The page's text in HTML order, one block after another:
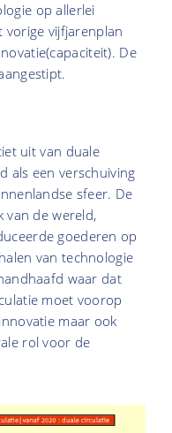
op allerlei
vijfjarenplan
De
uit van duale
als een verschuiving
sfeer. De
van de wereld,
goederen op
van technologie
waar dat
moet voorop
maar ook
rol voor de